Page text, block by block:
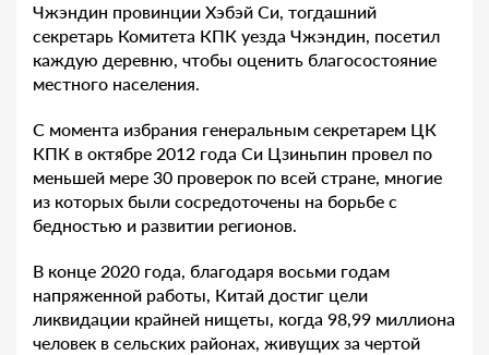
Чжэндин провинции Хэбэй Си, тогдашний
секретарь Комитета КПК уезда Чжэндин, посетил
каждую деревню, чтобы оценить благосостояние
местного населения.
С момента избрания генеральным секретарем ЦК
КПК в октябре 2012 года Си Цзиньпин провел по
меньшей мере 30 проверок по всей стране, многие
из которых были сосредоточены на борьбе с
бедностью и развитии регионов.
В конце 2020 года, благодаря восьми годам
напряженной работы, Китай достиг цели
ликвидации крайней нищеты, когда 98,99 миллиона
человек в сельских районах, живущих за чертой